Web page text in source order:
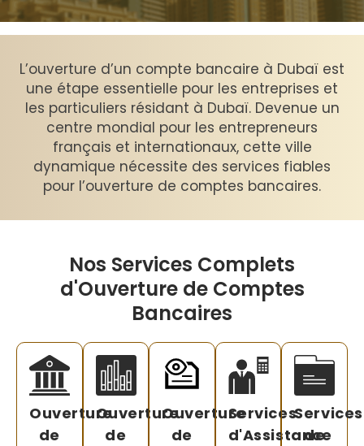
L’ouverture d’un compte bancaire à Dubaï est
une étape essentielle pour les entreprises et
les particuliers résidant à Dubaï. Devenue un
centre mondial pour les entrepreneurs
français et internationaux, cette ville
dynamique nécessite des services fiables
pour l’ouverture de comptes bancaires.
Nos Services Complets
d'Ouverture de Comptes
Bancaires
Ouverture
de
Ouverture
de
Ouverture
de
Services
d'Assistance
Services
de